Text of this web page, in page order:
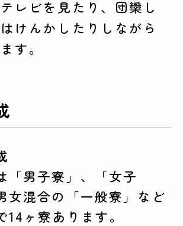
レビを見たり、団欒し
けんかしたりしながら
す。
「男子寮」、「女子
女混合の「一般寮」など
14ヶ寮あります。